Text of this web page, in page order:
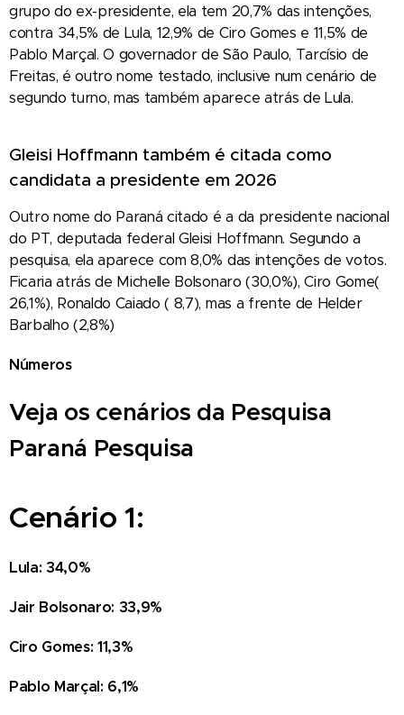
grupo do ex-presidente, ela tem 20,7% das intenções,
contra 34,5% de Lula, 12,9% de Ciro Gomes e 11,5% de
Pablo Marçal. O governador de São Paulo, Tarcísio de
Freitas, é outro nome testado, inclusive num cenário de
segundo turno, mas também aparece atrás de Lula.
Gleisi Hoffmann também é citada como
candidata a presidente em 2026
Outro nome do Paraná citado é a da presidente nacional
do PT, deputada federal Gleisi Hoffmann. Segundo a
pesquisa, ela aparece com 8,0% das intenções de votos.
Ficaria atrás de Michelle Bolsonaro (30,0%), Ciro Gome(
26,1%), Ronaldo Caiado ( 8,7), mas a frente de Helder
Barbalho (2,8%)
Números
Veja os cenários da Pesquisa
Paraná Pesquisa
Cenário 1:
Lula: 34,0%
Jair Bolsonaro: 33,9%
Ciro Gomes: 11,3%
Pablo Marçal: 6,1%